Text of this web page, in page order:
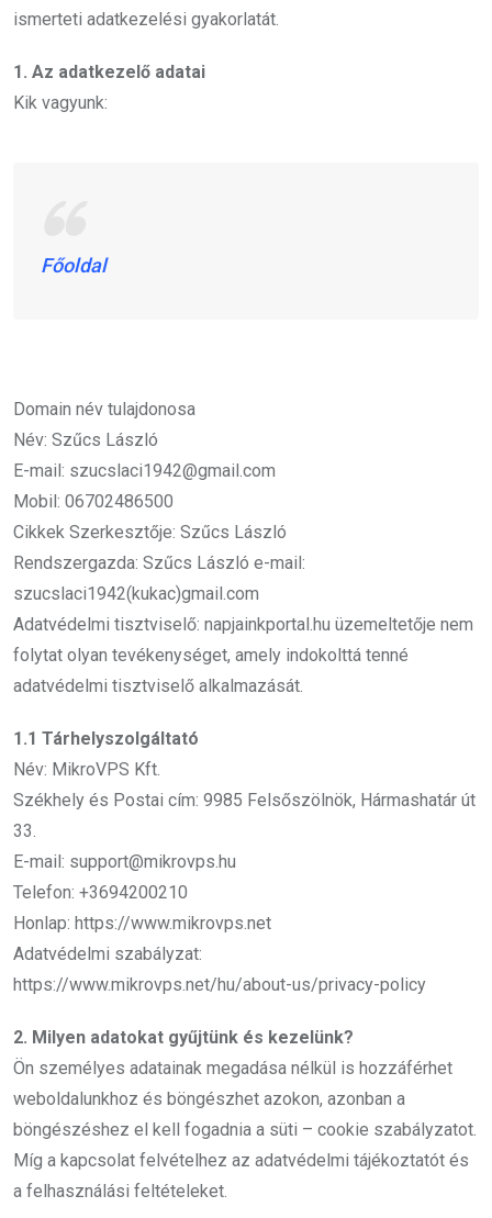
ismerteti adatkezelési gyakorlatát.
1. Az adatkezelő adatai
Kik vagyunk:
Főoldal
Domain név tulajdonosa
Név: Szűcs László
E-mail: szucslaci1942@gmail.com
Mobil: 06702486500
Cikkek Szerkesztője: Szűcs László
Rendszergazda: Szűcs László e-mail:
szucslaci1942(kukac)gmail.com
Adatvédelmi tisztviselő: napjainkportal.hu üzemeltetője nem
folytat olyan tevékenységet, amely indokolttá tenné
adatvédelmi tisztviselő alkalmazását.
1.1 Tárhelyszolgáltató
Név: MikroVPS Kft.
Székhely és Postai cím: 9985 Felsőszölnök, Hármashatár út
33.
E-mail: support@mikrovps.hu
Telefon: +3694200210
Honlap: https://www.mikrovps.net
Adatvédelmi szabályzat:
https://www.mikrovps.net/hu/about-us/privacy-policy
2. Milyen adatokat gyűjtünk és kezelünk?
Ön személyes adatainak megadása nélkül is hozzáférhet
weboldalunkhoz és böngészhet azokon, azonban a
böngészéshez el kell fogadnia a süti – cookie szabályzatot.
Míg a kapcsolat felvételhez az adatvédelmi tájékoztatót és
a felhasználási feltételeket.